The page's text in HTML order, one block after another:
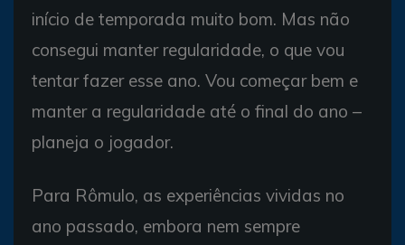
início de temporada muito bom. Mas não
consegui manter regularidade, o que vou
tentar fazer esse ano. Vou começar bem e
manter a regularidade até o final do ano –
planeja o jogador.
Para Rômulo, as experiências vividas no
ano passado, embora nem sempre